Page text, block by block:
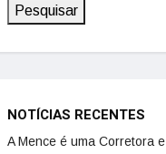
Pesquisar
NOTÍCIAS RECENTES
A Mence é uma Corretora e